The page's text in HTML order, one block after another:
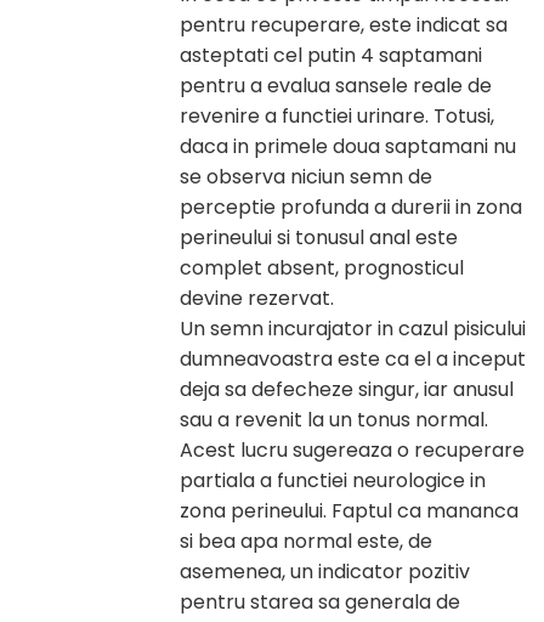
pentru recuperare, este indicat sa
asteptati cel putin 4 saptamani
pentru a evalua sansele reale de
revenire a functiei urinare. Totusi,
daca in primele doua saptamani nu
se observa niciun semn de
perceptie profunda a durerii in zona
perineului si tonusul anal este
complet absent, prognosticul
devine rezervat.
Un semn incurajator in cazul pisicului
dumneavoastra este ca el a inceput
deja sa defecheze singur, iar anusul
sau a revenit la un tonus normal.
Acest lucru sugereaza o recuperare
partiala a functiei neurologice in
zona perineului. Faptul ca mananca
si bea apa normal este, de
asemenea, un indicator pozitiv
pentru starea sa generala de